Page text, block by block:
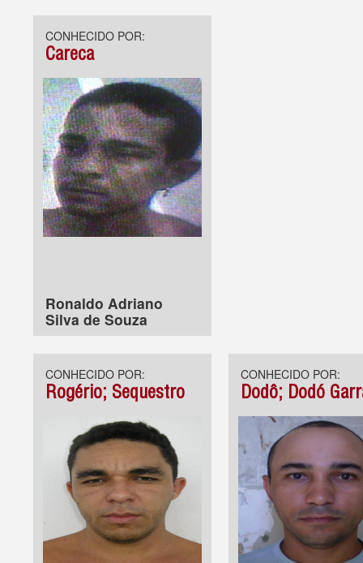
CONHECIDO POR:
Careca
Ronaldo Adriano
Silva de Souza
CONHECIDO POR:
Rogério; Sequestro
CONHECIDO POR:
Dodô; Dodó